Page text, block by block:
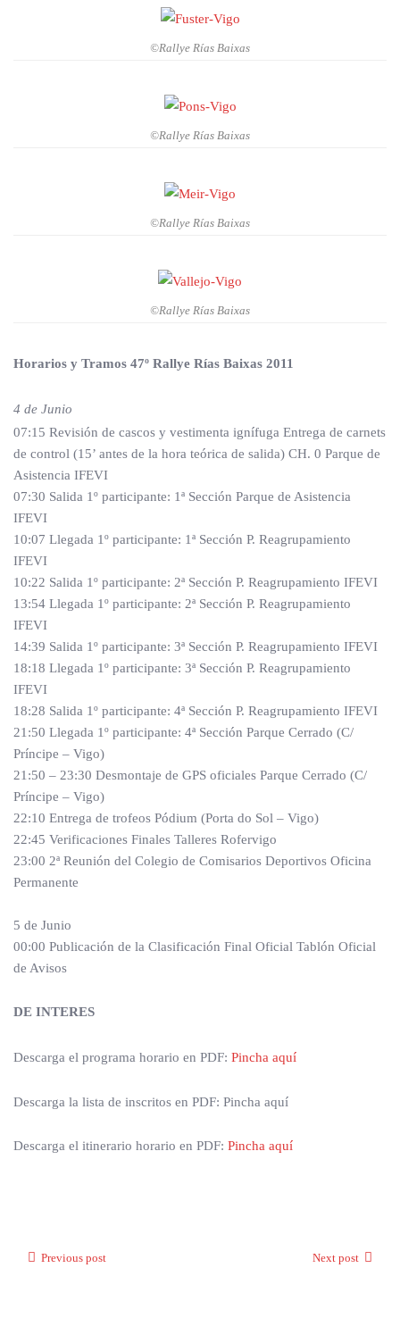
©Rallye Rías Baixas
©Rallye Rías Baixas
©Rallye Rías Baixas
©Rallye Rías Baixas
Horarios y Tramos 47º Rallye Rías Baixas 2011
4 de Junio
07:15 Revisión de cascos y vestimenta ignífuga Entrega de carnets
de control (15’ antes de la hora teórica de salida) CH. 0 Parque de
Asistencia IFEVI
07:30 Salida 1º participante: 1ª Sección Parque de Asistencia
IFEVI
10:07 Llegada 1º participante: 1ª Sección P. Reagrupamiento
IFEVI
10:22 Salida 1º participante: 2ª Sección P. Reagrupamiento IFEVI
13:54 Llegada 1º participante: 2ª Sección P. Reagrupamiento
IFEVI
14:39 Salida 1º participante: 3ª Sección P. Reagrupamiento IFEVI
18:18 Llegada 1º participante: 3ª Sección P. Reagrupamiento
IFEVI
18:28 Salida 1º participante: 4ª Sección P. Reagrupamiento IFEVI
21:50 Llegada 1º participante: 4ª Sección Parque Cerrado (C/
Príncipe – Vigo)
21:50 – 23:30 Desmontaje de GPS oficiales Parque Cerrado (C/
Príncipe – Vigo)
22:10 Entrega de trofeos Pódium (Porta do Sol – Vigo)
22:45 Verificaciones Finales Talleres Rofervigo
23:00 2ª Reunión del Colegio de Comisarios Deportivos Oficina
Permanente
5 de Junio
00:00 Publicación de la Clasificación Final Oficial Tablón Oficial
de Avisos
DE INTERES
Descarga el programa horario en PDF: Pincha aquí
Descarga la lista de inscritos en PDF: Pincha aquí
Descarga el itinerario horario en PDF: Pincha aquí
Previous post Next post